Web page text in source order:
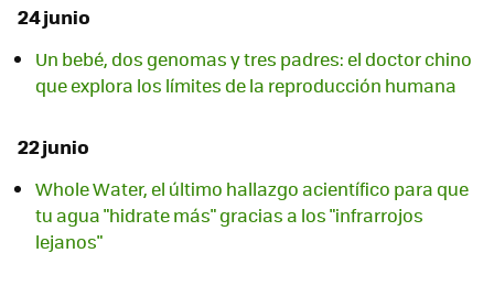
24 junio
Un bebé, dos genomas y tres padres: el doctor chino
que explora los límites de la reproducción humana
22 junio
Whole Water, el último hallazgo acientífico para que
tu agua "hidrate más" gracias a los "infrarrojos
lejanos"